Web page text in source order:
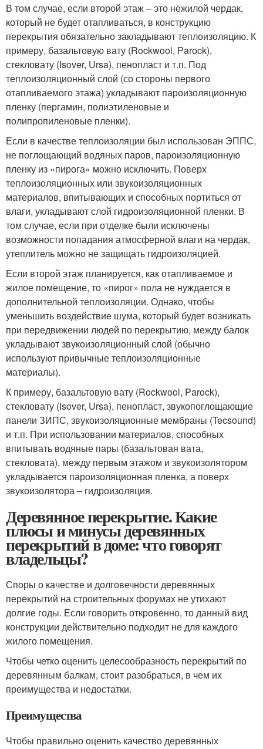
В том случае, если второй этаж – это нежилой чердак,
который не будет отапливаться, в конструкцию
перекрытия обязательно закладывают теплоизоляцию. К
примеру, базальтовую вату (Rockwool, Parock),
стекловату (Isover, Ursa), пенопласт и т.п. Под
теплоизоляционный слой (со стороны первого
отапливаемого этажа) укладывают пароизоляционную
пленку (пергамин, полиэтиленовые и
полипропиленовые пленки).
Если в качестве теплоизоляции был использован ЭППС,
не поглощающий водяных паров, пароизоляционную
пленку из «пирога» можно исключить. Поверх
теплоизоляционных или звукоизоляционных
материалов, впитывающих и способных портиться от
влаги, укладывают слой гидроизоляционной пленки. В
том случае, если при отделке были исключены
возможности попадания атмосферной влаги на чердак,
утеплитель можно не защищать гидроизоляцией.
Если второй этаж планируется, как отапливаемое и
жилое помещение, то «пирог» пола не нуждается в
дополнительной теплоизоляции. Однако, чтобы
уменьшить воздействие шума, который будет возникать
при передвижении людей по перекрытию, между балок
укладывают звукоизоляционный слой (обычно
используют привычные теплоизоляционные
материалы).
К примеру, базальтовую вату (Rockwool, Parock),
стекловату (Isover, Ursa), пенопласт, звукопоглощающие
панели ЗИПС, звукоизоляционные мембраны (Tecsound)
и т.п. При использовании материалов, способных
впитывать водяные пары (базальтовая вата,
стекловата), между первым этажом и звукоизолятором
укладывается пароизоляционная пленка, а поверх
звукоизолятора – гидроизоляция.
Деревянное перекрытие. Какие
плюсы и минусы деревянных
перекрытий в доме: что говорят
владельцы?
Споры о качестве и долговечности деревянных
перекрытий на строительных форумах не утихают
долгие годы. Если говорить откровенно, то данный вид
конструкции действительно подходит не для каждого
жилого помещения.
Чтобы четко оценить целесообразность перекрытий по
деревянным балкам, стоит разобраться, в чем их
преимущества и недостатки.
Преимущества
Чтобы правильно оценить качество деревянных